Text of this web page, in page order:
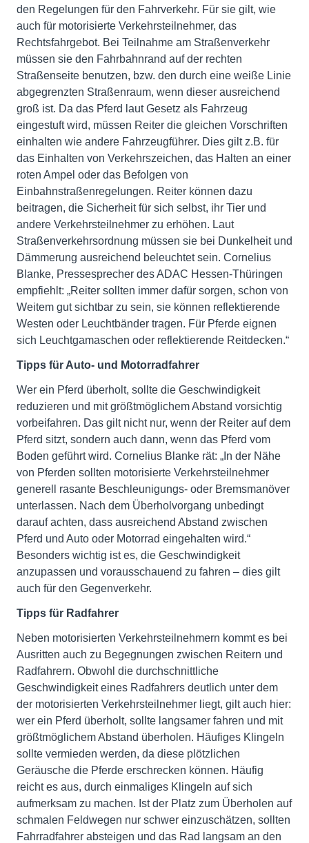
den Regelungen für den Fahrverkehr. Für sie gilt, wie
auch für motorisierte Verkehrsteilnehmer, das
Rechtsfahrgebot. Bei Teilnahme am Straßenverkehr
müssen sie den Fahrbahnrand auf der rechten
Straßenseite benutzen, bzw. den durch eine weiße Linie
abgegrenzten Straßenraum, wenn dieser ausreichend
groß ist. Da das Pferd laut Gesetz als Fahrzeug
eingestuft wird, müssen Reiter die gleichen Vorschriften
einhalten wie andere Fahrzeugführer. Dies gilt z.B. für
das Einhalten von Verkehrszeichen, das Halten an einer
roten Ampel oder das Befolgen von
Einbahnstraßenregelungen. Reiter können dazu
beitragen, die Sicherheit für sich selbst, ihr Tier und
andere Verkehrsteilnehmer zu erhöhen. Laut
Straßenverkehrsordnung müssen sie bei Dunkelheit und
Dämmerung ausreichend beleuchtet sein. Cornelius
Blanke, Pressesprecher des ADAC Hessen-Thüringen
empfiehlt: „Reiter sollten immer dafür sorgen, schon von
Weitem gut sichtbar zu sein, sie können reflektierende
Westen oder Leuchtbänder tragen. Für Pferde eignen
sich Leuchtgamaschen oder reflektierende Reitdecken.“
Tipps für Auto- und Motorradfahrer
Wer ein Pferd überholt, sollte die Geschwindigkeit
reduzieren und mit größtmöglichem Abstand vorsichtig
vorbeifahren. Das gilt nicht nur, wenn der Reiter auf dem
Pferd sitzt, sondern auch dann, wenn das Pferd vom
Boden geführt wird. Cornelius Blanke rät: „In der Nähe
von Pferden sollten motorisierte Verkehrsteilnehmer
generell rasante Beschleunigungs- oder Bremsmanöver
unterlassen. Nach dem Überholvorgang unbedingt
darauf achten, dass ausreichend Abstand zwischen
Pferd und Auto oder Motorrad eingehalten wird.“
Besonders wichtig ist es, die Geschwindigkeit
anzupassen und vorausschauend zu fahren – dies gilt
auch für den Gegenverkehr.
Tipps für Radfahrer
Neben motorisierten Verkehrsteilnehmern kommt es bei
Ausritten auch zu Begegnungen zwischen Reitern und
Radfahrern. Obwohl die durchschnittliche
Geschwindigkeit eines Radfahrers deutlich unter dem
der motorisierten Verkehrsteilnehmer liegt, gilt auch hier:
wer ein Pferd überholt, sollte langsamer fahren und mit
größtmöglichem Abstand überholen. Häufiges Klingeln
sollte vermieden werden, da diese plötzlichen
Geräusche die Pferde erschrecken können. Häufig
reicht es aus, durch einmaliges Klingeln auf sich
aufmerksam zu machen. Ist der Platz zum Überholen auf
schmalen Feldwegen nur schwer einzuschätzen, sollten
Fahrradfahrer absteigen und das Rad langsam an den